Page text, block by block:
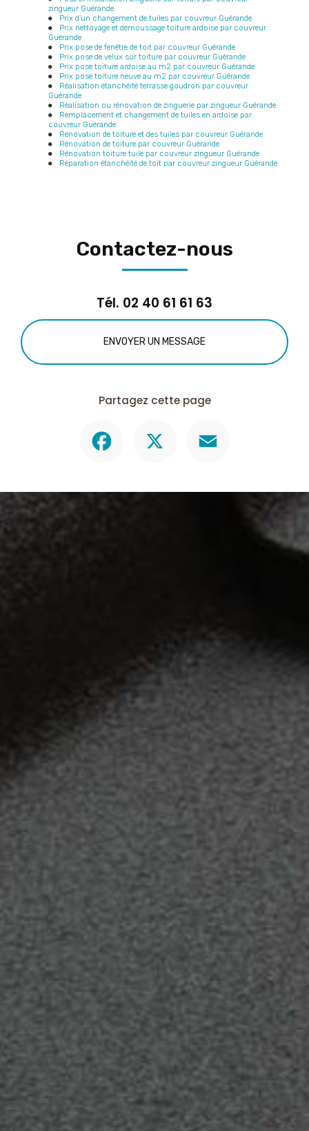
zingueur Guérande
Prix d'un changement de tuiles par couvreur Guérande
Prix nettoyage et démoussage toiture ardoise par couvreur
Guérande
Prix pose de fenêtre de toit par couvreur Guérande
Prix pose de velux sur toiture par couvreur Guérande
Prix pose toiture ardoise au m2 par couvreur Guérande
Prix pose toiture neuve au m2 par couvreur Guérande
Réalisation étanchéité terrasse goudron par couvreur
Guérande
Réalisation ou rénovation de zinguerie par zingueur Guérande
Remplacement et changement de tuiles en ardoise par
couvreur Guérande
Rénovation de toiture et des tuiles par couvreur Guérande
Rénovation de toiture par couvreur Guérande
Rénovation toiture tuile par couvreur zingueur Guérande
Réparation étanchéité de toit par couvreur zingueur Guérande
Contactez-nous
Tél. 02 40 61 61 63
ENVOYER UN MESSAGE
Partagez cette page